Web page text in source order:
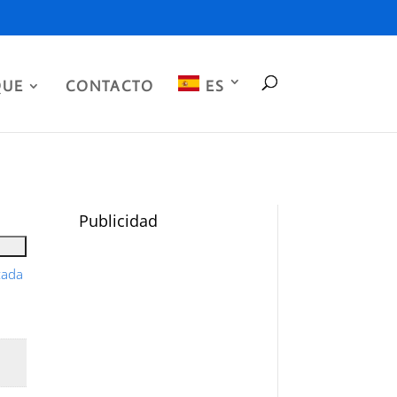
CONTACTO ES
Publicidad